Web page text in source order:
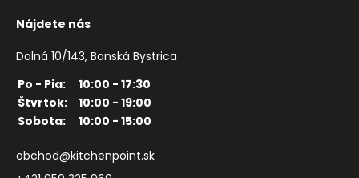
Nájdete nás
Dolná 10/143, Banská Bystrica
Po - Pia:
10:00 - 17:30
Štvrtok:
10:00 - 19:00
Sobota:
10:00 - 15:00
obchod@kitchenpoint.sk